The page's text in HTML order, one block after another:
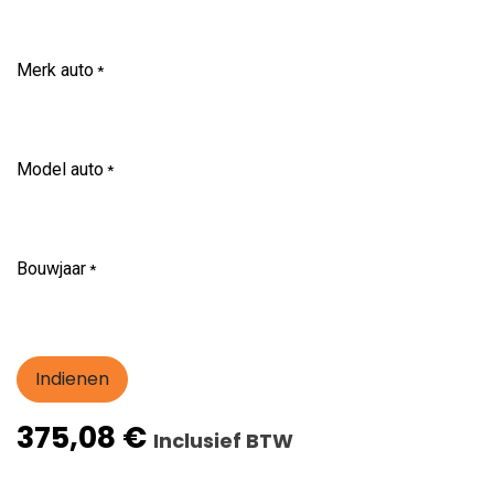
Merk auto*
Model auto*
Bouwjaar*
Indienen
375,08 € Inclusief BTW